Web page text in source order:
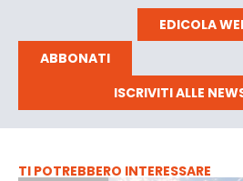
EDICOLA
ABBONATI
ISCRIVITI ALLE
TI POTREBBERO INTERESSARE